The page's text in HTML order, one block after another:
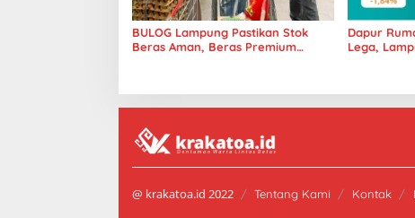
BULOG Lampung Pastikan Stok
Beras Aman, Beras Premium
Dapur
Lega,
@ krakatoa.id 2022 Tentang Kami Kontak